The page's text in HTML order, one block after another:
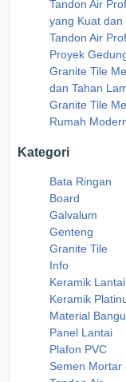
Tandon Air
yang Kuat dan
Tandon Air
Proyek
Granite Tile
dan Tahan
Granite Tile
Rumah
Kategori
Bata Ringan
Board
Galvalum
Genteng
Granite Tile
Info
Keramik Lantai
Keramik
Material
Panel Lantai
Plafon PVC
Semen Mortar